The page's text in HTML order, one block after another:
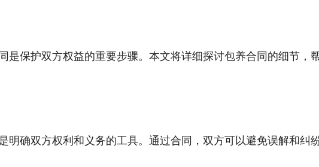
是保护双方权益的重要步骤。本文将详细探讨包养合同的细节，
明确双方权利和义务的工具。通过合同，双方可以避免误解和纠